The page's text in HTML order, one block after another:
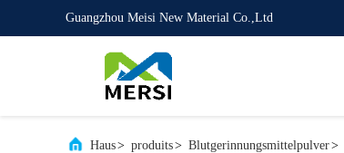
Guangzhou Meisi New Material Co.,Ltd
Haus> produits> Blutgerinnungsmittelpulver>